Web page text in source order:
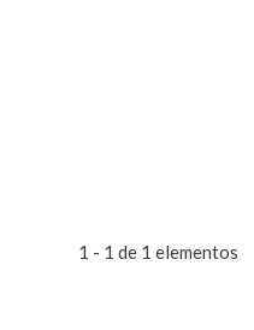
1 - 1 de 1 elementos